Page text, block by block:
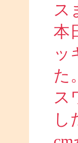
ス
本
ッ
た。
ス
し